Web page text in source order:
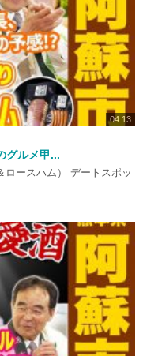
04:13
グルメ甲...
ロースハム） デートスポッ